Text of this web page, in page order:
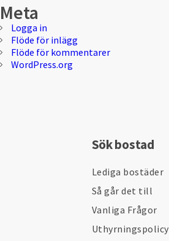
Meta
Logga in
Flöde för inlägg
Flöde för kommentarer
WordPress.org
Sök bostad
Lediga bostäder
Så går det till
Vanliga Frågor
Uthyrningspolicy